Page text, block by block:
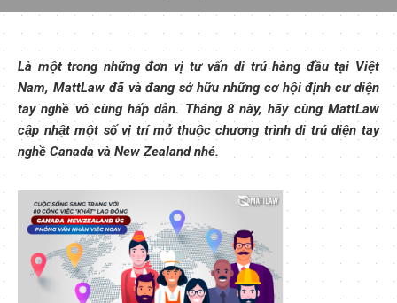
Là một trong những đơn vị tư vấn di trú hàng đầu tại Việt
Nam, MattLaw đã và đang sở hữu những cơ hội định cư diện
tay nghề vô cùng hấp dẫn. Tháng 8 này, hãy cùng MattLaw
cập nhật một số vị trí mở thuộc chương trình di trú diện tay
nghề Canada và New Zealand nhé.